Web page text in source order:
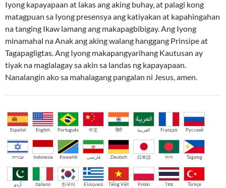
Iyong kapayapaan at lakas ang aking buhay, at palagi kong
matagpuan sa Iyong presensya ang katiyakan at kapahingahan
na tanging Ikaw lamang ang makapagbibigay. Ang Iyong
minamahal na Anak ang aking walang hanggang Prinsipe at
Tagapagligtas. Ang Iyong makapangyarihang Kautusan ay
tiyak na maglalagay sa akin sa landas ng kapayapaan.
Nanalangin ako sa mahalagang pangalan ni Jesus, amen.
Español English Português 中文 हिंदी العربية Français Русский
עברית Indonesia Kiswahili فارسی Deutsch 日本語 বাংলা Tagalog
اُردو Italiano 한국어 Ελληνικά Tiếng Việt Polski ไทย Türkçe